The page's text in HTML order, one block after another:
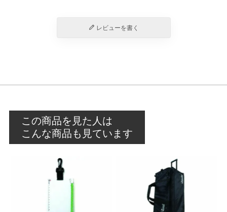
レビューを書く
この商品を見た人は
こんな商品も見ています